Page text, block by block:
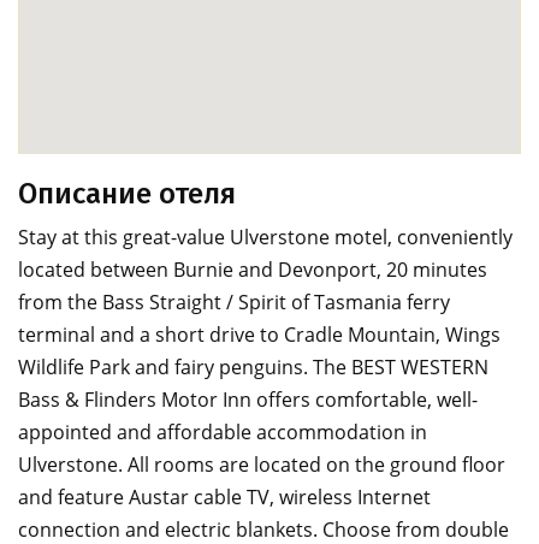
Описание отеля
Stay at this great-value Ulverstone motel, conveniently
located between Burnie and Devonport, 20 minutes
from the Bass Straight / Spirit of Tasmania ferry
terminal and a short drive to Cradle Mountain, Wings
Wildlife Park and fairy penguins. The BEST WESTERN
Bass & Flinders Motor Inn offers comfortable, well-
appointed and affordable accommodation in
Ulverstone. All rooms are located on the ground floor
and feature Austar cable TV, wireless Internet
connection and electric blankets. Choose from double